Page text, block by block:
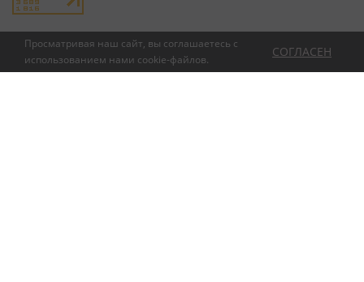
Просматривая наш сайт, вы соглашаетесь с
использованием нами cookie-файлов.
СОГЛАСЕН